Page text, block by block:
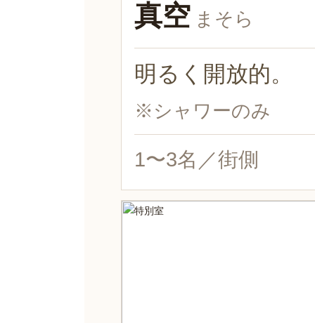
真空 まそら
明るく開放的。
※シャワーのみ
1〜3名／街側